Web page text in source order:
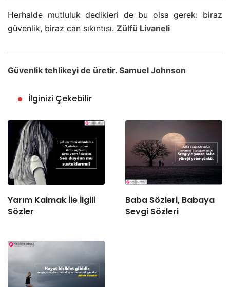
Herhalde mutluluk dedikleri de bu olsa gerek: biraz
güvenlik, biraz can sıkıntısı. Zülfü Livaneli
Güvenlik tehlikeyi de üretir. Samuel Johnson
İlginizi Çekebilir
Yarım Kalmak İle İlgili
Sözler
Baba Sözleri, Babaya
Sevgi Sözleri